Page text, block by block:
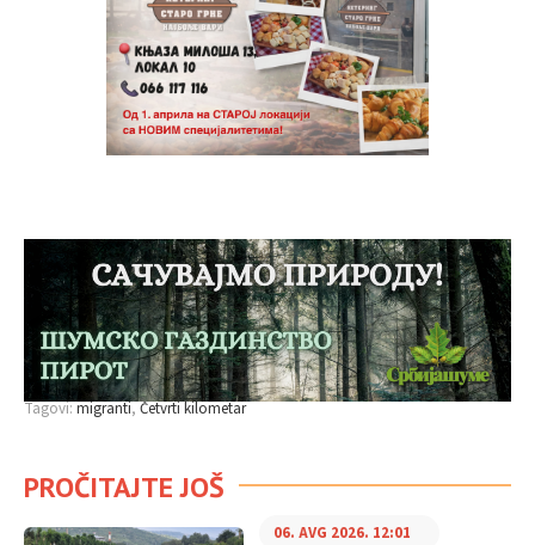
Tagovi:migranti Četvrti kilometar
PROČITAJTE JOŠ
06. AVG 2026. 12:01